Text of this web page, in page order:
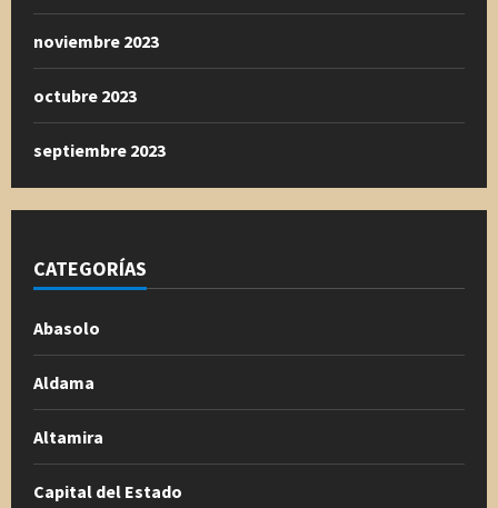
noviembre 2023
octubre 2023
septiembre 2023
CATEGORÍAS
Abasolo
Aldama
Altamira
Capital del Estado